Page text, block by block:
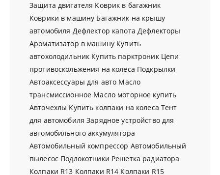
Защита двигателя Коврик в багажник
Коврики в машину Багажник на крышу
автомобиля Дефлектор капота Дефлекторы
Ароматизатор в машину Купить
автохолодильник Купить парктроник Цепи
противоскольжения на колеса Подкрылки
Автоаксессуары для авто Масло
трансмиссионное Масло моторное купить
Авточехлы Купить колпаки на колеса Тент
для автомобиля Зарядное устройство для
автомобильного аккумулятора
Автомобильный компрессор Автомобильный
пылесос Подлокотники Решетка радиатора
Колпаки R13 Колпаки R14 Колпаки R15